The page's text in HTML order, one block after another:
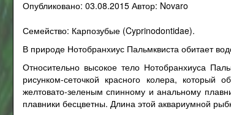
Опубликовано: 03.08.2015 Автор: Novaro
Семейство: Карпозубые (Cyprinodontidae).
В природе Нотобранхиус Пальмквиста обитает
Относительно высокое тело Нотобранхиуса
рисунком-сеточкой красного колера, который
желтовато-зеленым спинному и анальному
плавники бесцветны. Длина этой аквариумной